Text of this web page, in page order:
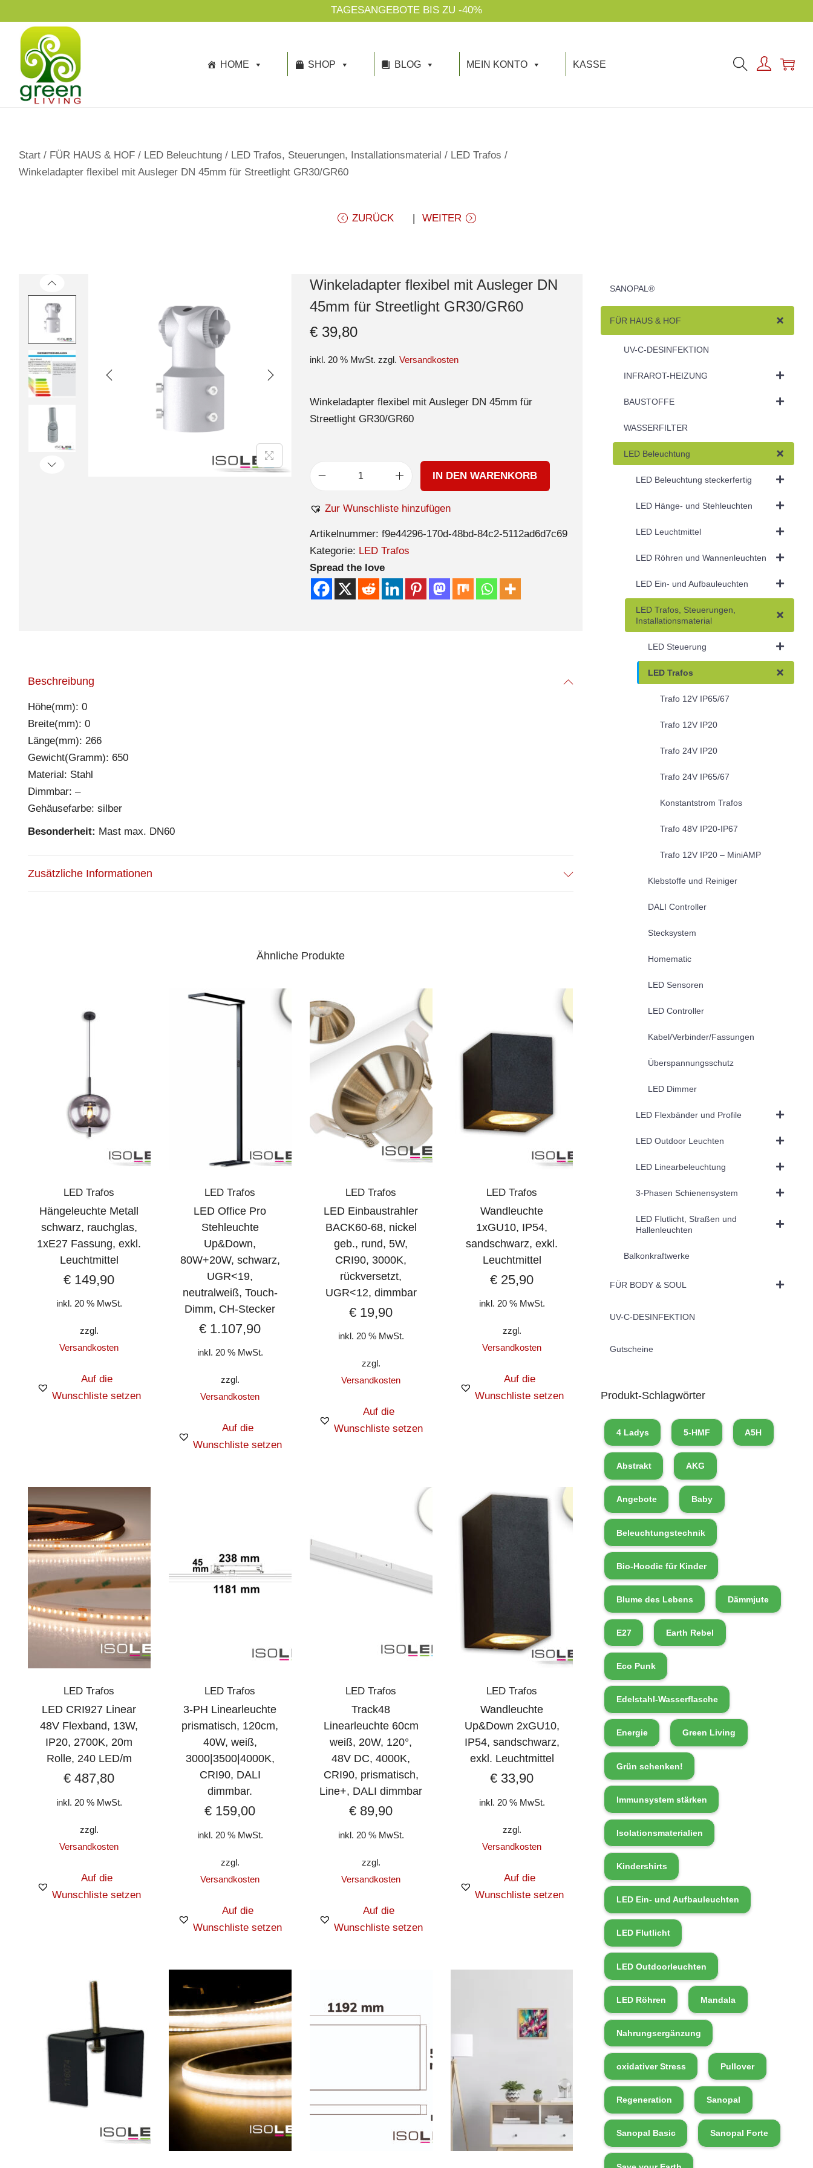
p
NACHHALTIGKEIT IST UNSER THEMA!
HOME SHOP BLOG MEIN KONTO KASSE
Start / FÜR HAUS & HOF / LED Beleuchtung / LED Trafos, Steuerungen, Installationsmaterial / LED Trafos /
Winkeladapter flexibel mit Ausleger DN 45mm für Streetlight GR30/GR60
ZURÜCK WEITER
Winkeladapter flexibel mit Ausleger DN
45mm für Streetlight GR30/GR60
€39,80
inkl. 20 % MwSt. zzgl. Versandkosten
Winkeladapter flexibel mit Ausleger DN 45mm für
Streetlight GR30/GR60
IN DEN WARENKORB
Zur Wunschliste hinzufügen
Artikelnummer: f9e44296-170d-48bd-84c2-5112ad6d7c69
Kategorie: LED Trafos
Spread the love
Beschreibung
Höhe(mm): 0
Breite(mm): 0
Länge(mm): 266
Gewicht(Gramm): 650
Material: Stahl
Dimmbar: –
Gehäusefarbe: silber
Besonderheit: Mast max. DN60
Zusätzliche Informationen
Ähnliche Produkte
LED Trafos
Hängeleuchte Metall
schwarz, rauchglas,
1xE27 Fassung, exkl.
Leuchtmittel
€ 149,90
inkl. 20 % MwSt.
zzgl.
Versandkosten
Auf die
Wunschliste setzen
LED Trafos
LED Office Pro
Stehleuchte
Up&Down,
80W+20W, schwarz,
UGR<19,
neutralweiß, Touch-
Dimm, CH-Stecker
€ 1.107,90
inkl. 20 % MwSt.
zzgl.
Versandkosten
Auf die
Wunschliste setzen
LED Trafos
LED Einbaustrahler
BACK60-68, nickel
geb., rund, 5W,
CRI90, 3000K,
rückversetzt,
UGR<12, dimmbar
€ 19,90
inkl. 20 % MwSt.
zzgl.
Versandkosten
Auf die
Wunschliste setzen
LED Trafos
Wandleuchte
1xGU10, IP54,
sandschwarz, exkl.
Leuchtmittel
€ 25,90
inkl. 20 % MwSt.
zzgl.
Versandkosten
Auf die
Wunschliste setzen
LED Trafos
LED CRI927 Linear
48V Flexband, 13W,
IP20, 2700K, 20m
Rolle, 240 LED/m
€ 487,80
inkl. 20 % MwSt.
zzgl.
Versandkosten
Auf die
Wunschliste setzen
LED Trafos
3-PH Linearleuchte
prismatisch, 120cm,
40W, weiß,
3000|3500|4000K,
CRI90, DALI
dimmbar.
€ 159,00
inkl. 20 % MwSt.
zzgl.
Versandkosten
Auf die
Wunschliste setzen
LED Trafos
Track48
Linearleuchte 60cm
weiß, 20W, 120°,
48V DC, 4000K,
CRI90, prismatisch,
Line+, DALI dimmbar
€ 89,90
inkl. 20 % MwSt.
zzgl.
Versandkosten
Auf die
Wunschliste setzen
LED Trafos
Wandleuchte
Up&Down 2xGU10,
IP54, sandschwarz,
exkl. Leuchtmittel
€ 33,90
inkl. 20 % MwSt.
zzgl.
Versandkosten
Auf die
Wunschliste setzen
SANOPAL®
FÜR HAUS & HOF
UV-C-DESINFEKTION
INFRAROT-HEIZUNG
BAUSTOFFE
WASSERFILTER
LED Beleuchtung
LED Beleuchtung steckerfertig
LED Hänge- und Stehleuchten
LED Leuchtmittel
LED Röhren und Wannenleuchten
LED Ein- und Aufbauleuchten
LED Trafos, Steuerungen,
Installationsmaterial
LED Steuerung
LED Trafos
Trafo 12V IP65/67
Trafo 12V IP20
Trafo 24V IP20
Trafo 24V IP65/67
Konstantstrom Trafos
Trafo 48V IP20-IP67
Trafo 12V IP20 – MiniAMP
Klebstoffe und Reiniger
DALI Controller
Stecksystem
Homematic
LED Sensoren
LED Controller
Kabel/Verbinder/Fassungen
Überspannungsschutz
LED Dimmer
LED Flexbänder und Profile
LED Outdoor Leuchten
LED Linearbeleuchtung
3-Phasen Schienensystem
LED Flutlicht, Straßen und
Hallenleuchten
Balkonkraftwerke
FÜR BODY & SOUL
UV-C-DESINFEKTION
Gutscheine
Produkt-Schlagwörter
4 Ladys 5-HMF A5H
Abstrakt AKG
Angebote Baby
Beleuchtungstechnik
Bio-Hoodie für Kinder
Blume des Lebens Dämmjute
E27 Earth Rebel
Eco Punk
Edelstahl-Wasserflasche
Energie Green Living
Grün schenken!
Immunsystem stärken
Isolationsmaterialien
Kindershirts
LED Ein- und Aufbauleuchten
LED Flutlicht
LED Outdoorleuchten
LED Röhren Mandala
Nahrungsergänzung
oxidativer Stress Pullover
Regeneration Sanopal
Sanopal Basic Sanopal Forte